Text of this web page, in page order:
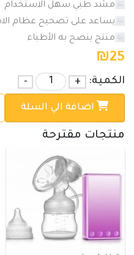
مشد طبي سهل الاستخدام
يساعد على تصحيح عظام
منتج ينصح به الأطباء
₪25
الكمية: +
-
اضافة الي السلة
منتجات مقترحة